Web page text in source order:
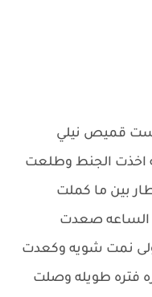
قميص نيلي
اخذت الجنط وطلعت
بين ما كملت
الساعه صعدت
نمت شويه وكعدت
فتره طويله وصلت